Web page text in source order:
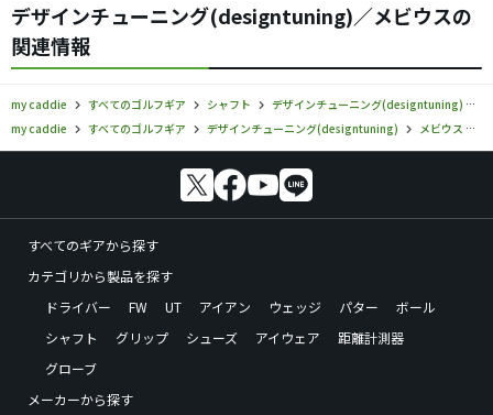
デザインチューニング(designtuning)／メビウスの
関連情報
my caddie すべてのゴルフギア シャフト デザインチューニング(designtuning)
my caddie
すべてのゴルフギア デザインチューニング(designtuning) メビウス
すべてのギアから探す
カテゴリから製品を探す
ドライバー
FW UT アイアン ウェッジ パター
ボール
シャフト
グリップ シューズ アイウェア
距離計測器
グローブ
メーカーから探す